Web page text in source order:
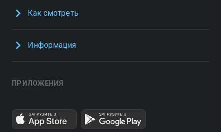
Как смотреть
Информация
ПРИЛОЖЕНИЯ